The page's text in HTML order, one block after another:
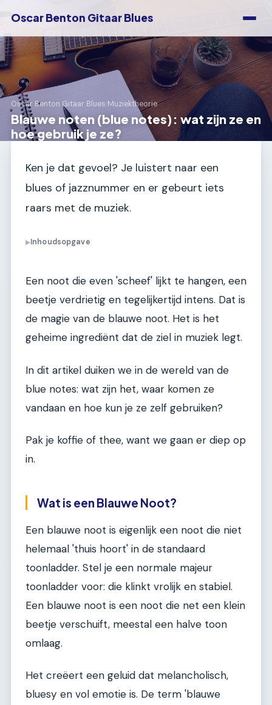
Oscar Benton Gitaar Blues
Oscar Benton Gitaar Blues›Muziektheorie
Blauwe noten (blue notes): wat zijn ze en
hoe gebruik je ze?
Ken je dat gevoel? Je luistert naar een
blues of jazznummer en er gebeurt iets
raars met de muziek.
▶Inhoudsopgave
Een noot die even 'scheef' lijkt te hangen, een
beetje verdrietig en tegelijkertijd intens. Dat is
de magie van de blauwe noot. Het is het
geheime ingrediënt dat de ziel in muziek legt.
In dit artikel duiken we in de wereld van de
blue notes: wat zijn het, waar komen ze
vandaan en hoe kun je ze zelf gebruiken?
Pak je koffie of thee, want we gaan er diep op
in.
Wat is een Blauwe Noot?
Een blauwe noot is eigenlijk een noot die niet
helemaal 'thuis hoort' in de standaard
toonladder. Stel je een normale majeur
toonladder voor: die klinkt vrolijk en stabiel.
Een blauwe noot is een noot die net een klein
beetje verschuift, meestal een halve toon
omlaag.
Het creëert een geluid dat melancholisch,
bluesy en vol emotie is. De term 'blauwe